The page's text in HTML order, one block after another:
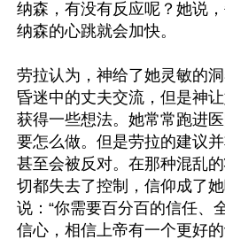
纳森，有没有反应呢？她说
纳森的心跳就会加快。
劳拉认为，神给了她灵敏的
昏迷中的丈夫交流，但是神
获得一些想法。她常常跑进
要怎么做。但是劳拉的建议
甚至会被反对。在那种混乱
切都失去了控制，信仰成了
说：“你需要百分百的信任、
信心，相信上帝有一个更好的